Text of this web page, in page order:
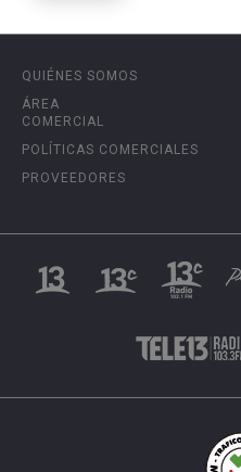
QUIÉNES SOMOS
ÁREA
COMERCIAL
POLÍTICAS COMERCIALES
PROVEEDORES